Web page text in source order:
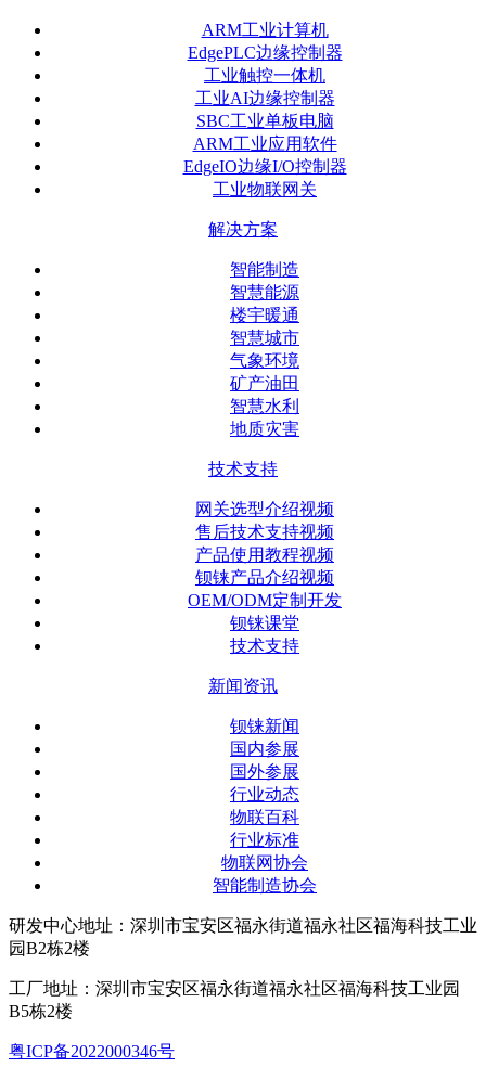
ARM工业计算机
EdgePLC边缘控制器
工业触控一体机
工业AI边缘控制器
SBC工业单板电脑
ARM工业应用软件
EdgeIO边缘I/O控制器
工业物联网关
解决方案
智能制造
智慧能源
楼宇暖通
智慧城市
气象环境
矿产油田
智慧水利
地质灾害
技术支持
网关选型介绍视频
售后技术支持视频
产品使用教程视频
钡铼产品介绍视频
OEM/ODM定制开发
钡铼课堂
技术支持
新闻资讯
钡铼新闻
国内参展
国外参展
行业动态
物联百科
行业标准
物联网协会
智能制造协会
研发中心地址：深圳市宝安区福永街道福永社区福海科技工业
园B2栋2楼
工厂地址：深圳市宝安区福永街道福永社区福海科技工业园
B5栋2楼
粤ICP备2022000346号